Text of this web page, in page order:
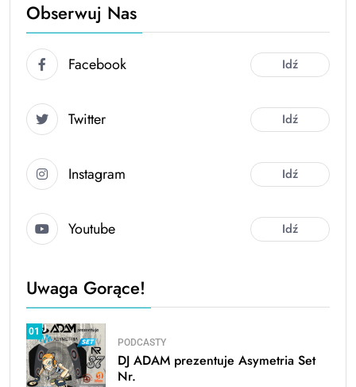
Obserwuj Nas
Facebook Idź
Twitter Idź
Instagram Idź
Youtube Idź
Uwaga Gorące!
01
PODCASTY
DJ ADAM prezentuje Asymetria Set
Nr.